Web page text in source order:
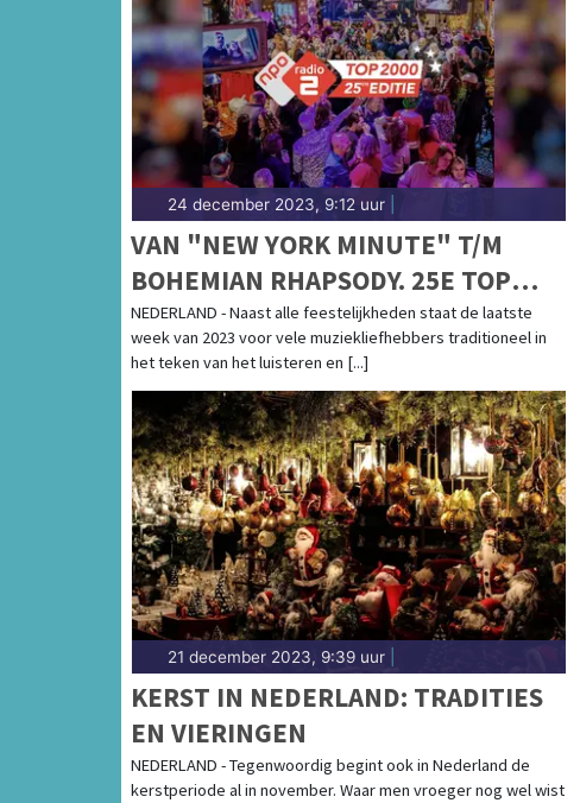
24 december 2023, 9:12 uur
VAN "NEW YORK MINUTE" T/M
BOHEMIAN RHAPSODY. 25E TOP
2000 KOMENDE NACHT VAN START
NEDERLAND - Naast alle feestelijkheden staat de laatste
week van 2023 voor vele muziekliefhebbers traditioneel in
het teken van het luisteren en [...]
21 december 2023, 9:39 uur
KERST IN NEDERLAND: TRADITIES
EN VIERINGEN
NEDERLAND - Tegenwoordig begint ook in Nederland de
kerstperiode al in november. Waar men vroeger nog wel wist